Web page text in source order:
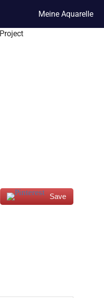
Meine Aquarelle
Save